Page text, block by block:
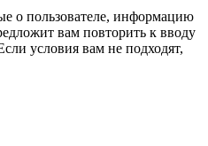
о пользователе, информацию
вам повторить к вводу
условия вам не подходят,